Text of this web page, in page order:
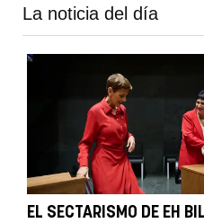
La noticia del día
EL SECTARISMO DE EH